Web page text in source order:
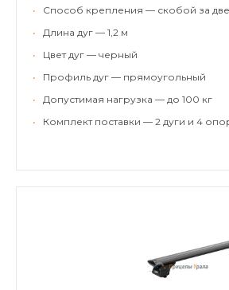
•
Способ крепления — скобой за
•
Длина дуг — 1,2 м
•
Цвет дуг — черный
•
Профиль дуг — прямоугольный
•
Допустимая нагрузка — до 100 кг
•
Комплект поставки — 2 дуги и 4